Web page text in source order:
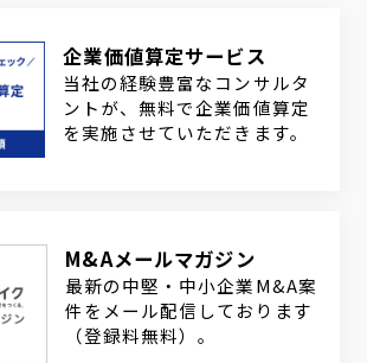
企業価値算定サービス
当社の経験豊富なコンサルタ
ントが、無料で企業価値算定
を実施させていただきます。
M&Aメールマガジン
最新の中堅・中小企業M&A案
件をメール配信しております
（登録料無料）。